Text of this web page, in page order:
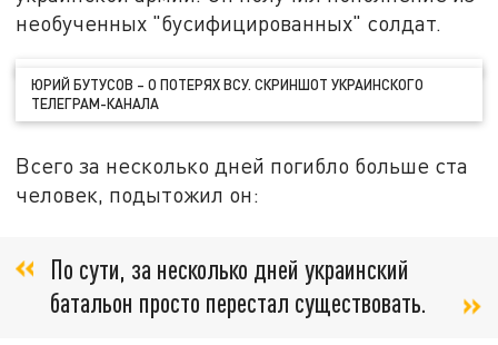
необученных "бусифицированных" солдат.
ЮРИЙ БУТУСОВ – О ПОТЕРЯХ ВСУ. СКРИНШОТ УКРАИНСКОГО
ТЕЛЕГРАМ-КАНАЛА
Всего за несколько дней погибло больше ста
человек, подытожил он:
По сути, за несколько дней украинский
батальон просто перестал существовать.